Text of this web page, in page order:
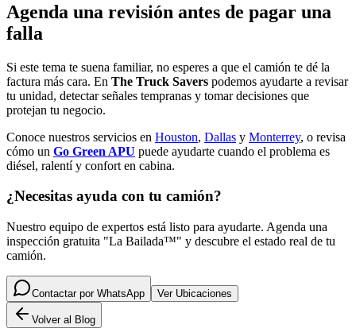
Agenda una revisión antes de pagar una
falla
Si este tema te suena familiar, no esperes a que el camión te dé la
factura más cara. En The Truck Savers podemos ayudarte a revisar
tu unidad, detectar señales tempranas y tomar decisiones que
protejan tu negocio.
Conoce nuestros servicios en Houston, Dallas y Monterrey, o revisa
cómo un Go Green APU puede ayudarte cuando el problema es
diésel, ralentí y confort en cabina.
¿Necesitas ayuda con tu camión?
Nuestro equipo de expertos está listo para ayudarte. Agenda una
inspección gratuita "La Bailada™" y descubre el estado real de tu
camión.
Contactar por WhatsApp Ver Ubicaciones
Volver al Blog